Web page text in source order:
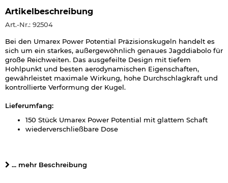
Artikelbeschreibung
Art.-Nr.: 92504
Bei den Umarex Power Potential Präzisionskugeln handelt es
sich um ein starkes, außergewöhnlich genaues Jagddiabolo für
große Reichweiten. Das ausgefeilte Design mit tiefem
Hohlpunkt und besten aerodynamischen Eigenschaften,
gewährleistet maximale Wirkung, hohe Durchschlagkraft und
kontrollierte Verformung der Kugel.
Lieferumfang:
150 Stück Umarex Power Potential mit glattem Schaft
wiederverschließbare Dose
Kaliber 5,5 mm (.22)
Gewicht pro Diabolo: 1,64g / 25,39 gr.
... mehr Beschreibung